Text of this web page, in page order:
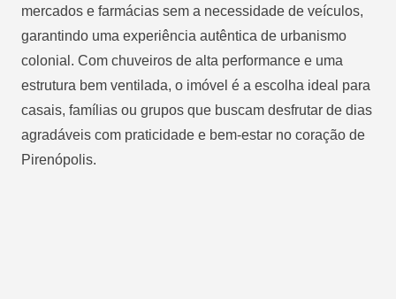
mercados e farmácias sem a necessidade de veículos,
garantindo uma experiência autêntica de urbanismo
colonial. Com chuveiros de alta performance e uma
estrutura bem ventilada, o imóvel é a escolha ideal para
casais, famílias ou grupos que buscam desfrutar de dias
agradáveis com praticidade e bem-estar no coração de
Pirenópolis.